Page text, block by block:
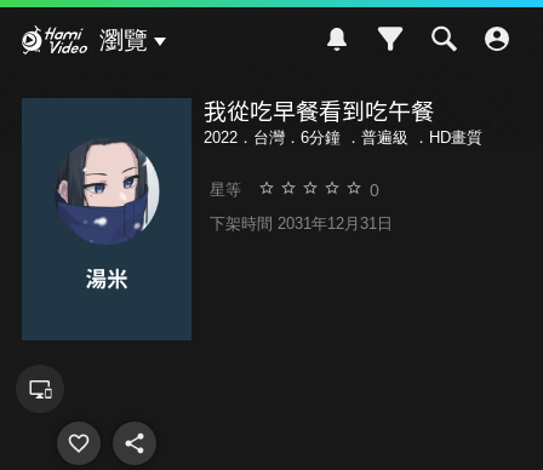
瀏覽
我從吃早餐看到吃午餐
2022．台灣．6分鐘 ． 普遍級 ．HD畫質
星等 0
下架時間 2031年12月31日